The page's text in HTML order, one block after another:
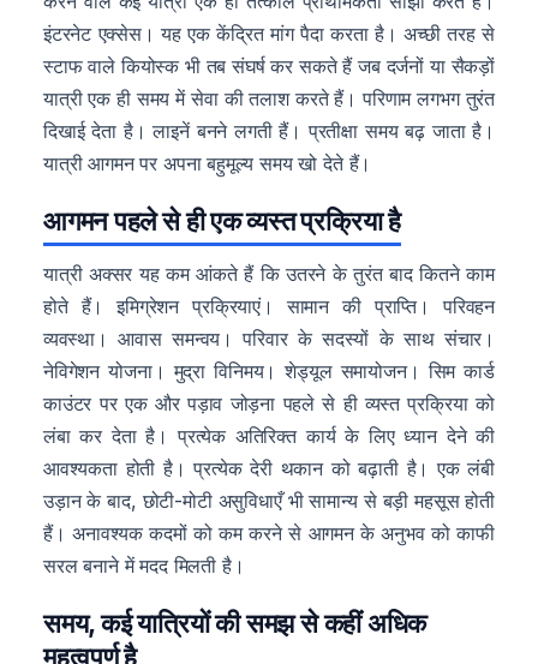
इंटरनेट एक्सेस। यह एक केंद्रित मांग पैदा करता है। अच्छी तरह से
स्टाफ वाले कियोस्क भी तब संघर्ष कर सकते हैं जब दर्जनों या सैकड़ों
यात्री एक ही समय में सेवा की तलाश करते हैं। परिणाम लगभग तुरंत
दिखाई देता है। लाइनें बनने लगती हैं। प्रतीक्षा समय बढ़ जाता है।
यात्री आगमन पर अपना बहुमूल्य समय खो देते हैं।
आगमन पहले से ही एक व्यस्त प्रक्रिया है
यात्री अक्सर यह कम आंकते हैं कि उतरने के तुरंत बाद कितने काम
होते हैं। इमिग्रेशन प्रक्रियाएं। सामान की प्राप्ति। परिवहन
व्यवस्था। आवास समन्वय। परिवार के सदस्यों के साथ संचार।
नेविगेशन योजना। मुद्रा विनिमय। शेड्यूल समायोजन। सिम कार्ड
काउंटर पर एक और पड़ाव जोड़ना पहले से ही व्यस्त प्रक्रिया को
लंबा कर देता है। प्रत्येक अतिरिक्त कार्य के लिए ध्यान देने की
आवश्यकता होती है। प्रत्येक देरी थकान को बढ़ाती है। एक लंबी
उड़ान के बाद, छोटी-मोटी असुविधाएँ भी सामान्य से बड़ी महसूस होती
हैं। अनावश्यक कदमों को कम करने से आगमन के अनुभव को काफी
सरल बनाने में मदद मिलती है।
समय, कई यात्रियों की समझ से कहीं अधिक
महत्वपूर्ण है